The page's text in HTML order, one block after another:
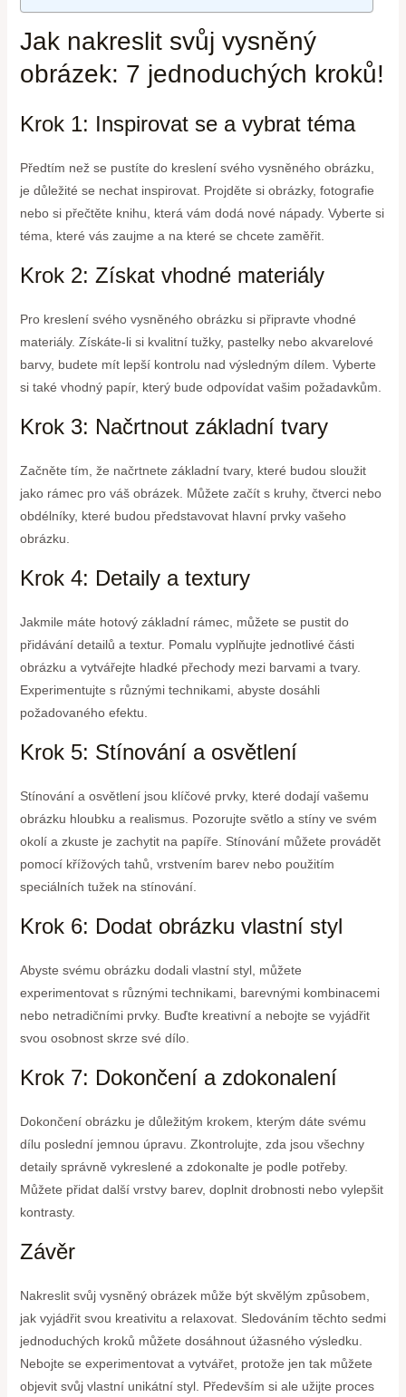
Jak nakreslit svůj vysněný
obrázek: 7 jednoduchých kroků!
Krok 1: Inspirovat se a vybrat téma
Předtím než se pustíte do kreslení svého vysněného obrázku,
je důležité se nechat inspirovat. Projděte si obrázky, fotografie
nebo si přečtěte knihu, která vám dodá nové nápady. Vyberte si
téma, které vás zaujme a na které se chcete zaměřit.
Krok 2: Získat vhodné materiály
Pro kreslení svého vysněného obrázku si připravte vhodné
materiály. Získáte-li si kvalitní tužky, pastelky nebo akvarelové
barvy, budete mít lepší kontrolu nad výsledným dílem. Vyberte
si také vhodný papír, který bude odpovídat vašim požadavkům.
Krok 3: Načrtnout základní tvary
Začněte tím, že načrtnete základní tvary, které budou sloužit
jako rámec pro váš obrázek. Můžete začít s kruhy, čtverci nebo
obdélníky, které budou představovat hlavní prvky vašeho
obrázku.
Krok 4: Detaily a textury
Jakmile máte hotový základní rámec, můžete se pustit do
přidávání detailů a textur. Pomalu vyplňujte jednotlivé části
obrázku a vytvářejte hladké přechody mezi barvami a tvary.
Experimentujte s různými technikami, abyste dosáhli
požadovaného efektu.
Krok 5: Stínování a osvětlení
Stínování a osvětlení jsou klíčové prvky, které dodají vašemu
obrázku hloubku a realismus. Pozorujte světlo a stíny ve svém
okolí a zkuste je zachytit na papíře. Stínování můžete provádět
pomocí křížových tahů, vrstvením barev nebo použitím
speciálních tužek na stínování.
Krok 6: Dodat obrázku vlastní styl
Abyste svému obrázku dodali vlastní styl, můžete
experimentovat s různými technikami, barevnými kombinacemi
nebo netradičními prvky. Buďte kreativní a nebojte se vyjádřit
svou osobnost skrze své dílo.
Krok 7: Dokončení a zdokonalení
Dokončení obrázku je důležitým krokem, kterým dáte svému
dílu poslední jemnou úpravu. Zkontrolujte, zda jsou všechny
detaily správně vykreslené a zdokonalte je podle potřeby.
Můžete přidat další vrstvy barev, doplnit drobnosti nebo vylepšit
kontrasty.
Závěr
Nakreslit svůj vysněný obrázek může být skvělým způsobem,
jak vyjádřit svou kreativitu a relaxovat. Sledováním těchto sedmi
jednoduchých kroků můžete dosáhnout úžasného výsledku.
Nebojte se experimentovat a vytvářet, protože jen tak můžete
objevit svůj vlastní unikátní styl. Především si ale užijte proces